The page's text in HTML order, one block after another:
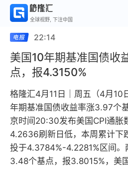
全球视野, 下注中国
22:14
美国10年期基准国债收
点，报4.3150%
格隆汇4月11日｜周五（4月10
年期基准国债收益率涨3.97个
京时间20:30发布美国CPI通胀
4.2636刷新日低，本周累计下
投于4.3784%-4.2281%区间。
3.48个基点，报3.8015%，美